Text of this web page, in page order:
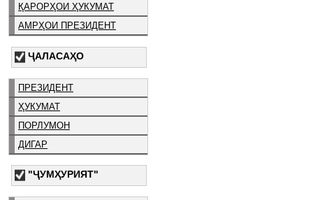
ҚАРОРҲОИ ҲУКУМАТ
АМРҲОИ ПРЕЗИДЕНТ
ҶАЛАСАҲО
ПРЕЗИДЕНТ
ҲУКУМАТ
ПОРЛУМОН
ДИГАР
"ҶУМҲУРИЯТ"